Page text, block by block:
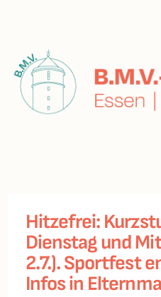
Hitzefrei:
Dienstag und
2.7.). Sportfest
Infos in